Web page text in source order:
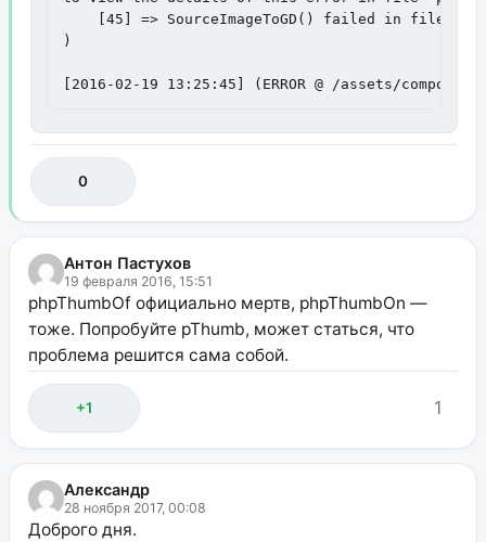
[45] => SourceImageToGD() failed in file
)
[2016-02-19 13:25:45] (ERROR @ /assets/
0
Антон Пастухов
19 февраля 2016, 15:51
phpThumbOf официально мертв, phpThumbOn —
тоже. Попробуйте pThumb, может статься, что
проблема решится сама собой.
+1 1
Александр
28 ноября 2017, 00:08
Доброго дня.